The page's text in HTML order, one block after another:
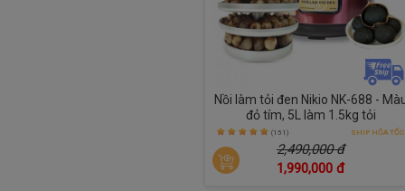
Nồi làm tỏi đen Nikio NK-688 -
đỏ tím, 5L làm 1.5kg tỏi
(151) SHIP HỎA TỐC
2,490,000 đ
1,990,000 đ